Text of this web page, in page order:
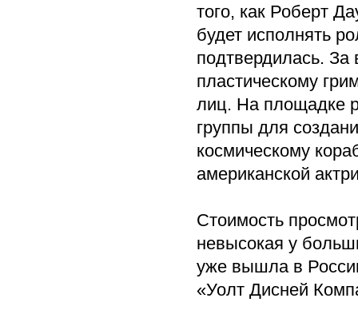
того, как Роберт
будет исполнять
подтвердилась.
пластическому
лиц. На площадке
группы для
космическому
американской
Стоимость
невысокая у
уже вышла в
«Уолт Дисней